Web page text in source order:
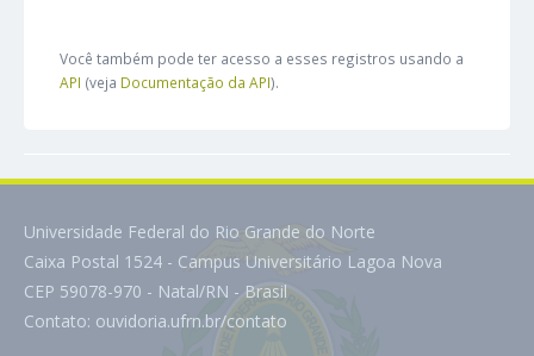
Você também pode ter acesso a esses registros usando a
API (veja Documentação da API).
Universidade Federal do Rio Grande do Norte
Caixa Postal 1524 - Campus Universitário Lagoa Nova
CEP 59078-970 - Natal/RN - Brasil
Contato: ouvidoria.ufrn.br/contato